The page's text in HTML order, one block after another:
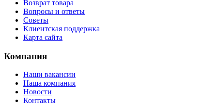
Возврат товара
Вопросы и ответы
Советы
Клиентская поддержка
Карта сайта
Компания
Наши вакансии
Наша компания
Новости
Контакты